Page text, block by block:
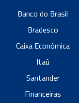
Banco do Brasil
Bradesco
Caixa Econômica
Itaú
Santander
Financeiras